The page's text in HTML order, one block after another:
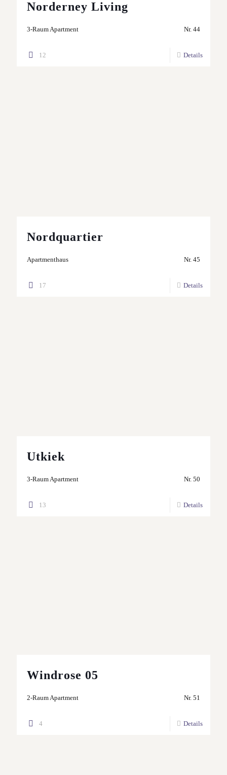
Norderney Living
3-Raum Apartment Nr. 44
12 Details
Nordquartier
Apartmenthaus Nr. 45
17 Details
Utkiek
3-Raum Apartment Nr. 50
13 Details
Windrose 05
2-Raum Apartment Nr. 51
4 Details